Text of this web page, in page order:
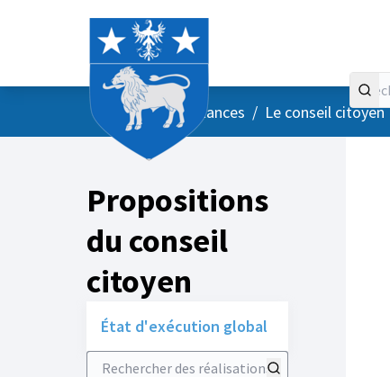
AccueilMenu principal
/ Vos instances / Le conseil citoyen
Propositions
du conseil
citoyen
État d'exécution global
Rechercher des réalisations